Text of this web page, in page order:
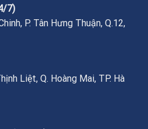
7)
P. Tân Hưng Thuận, Q.12,
Liệt, Q. Hoàng Mai, TP. Hà